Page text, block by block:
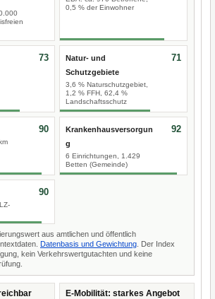
0,5 % der Einwohner
73
Natur- und
Schutzgebiete
3,6 % Naturschutzgebiet,
1,2 % FFH, 62,4 %
Landschaftsschutz
71
90
Krankenhausversorgun
g
6 Einrichtungen, 1.429
Betten (Gemeinde)
92
90
aus amtlichen und öffentlich
Datenbasis und Gewichtung . Der Index
kein Verkehrswertgutachten und keine
E-Mobilität: starkes Angebot